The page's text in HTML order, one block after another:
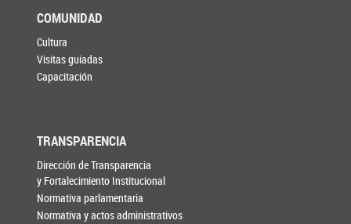
COMUNIDAD
Cultura
Visitas guiadas
Capacitación
TRANSPARENCIA
Dirección de Transparencia
y Fortalecimiento Institucional
Normativa parlamentaria
Normativa y actos administrativos